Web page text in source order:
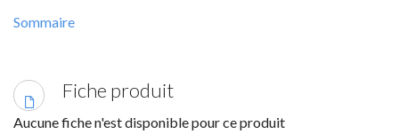
Sommaire
Fiche produit
Aucune fiche n'est disponible pour ce produit